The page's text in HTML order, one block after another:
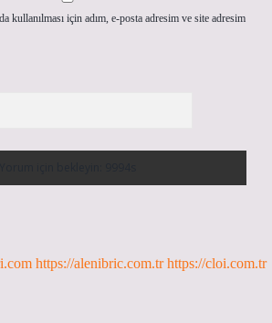
kullanılması için adım, e-posta adresim ve site adresim
https://alenibric.com.tr https://cloi.com.tr